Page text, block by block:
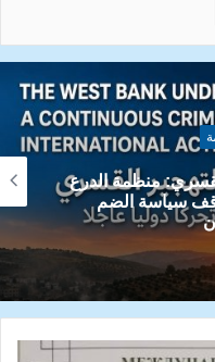
جلسة البرلمان
ويعزز حضور الكفاءات